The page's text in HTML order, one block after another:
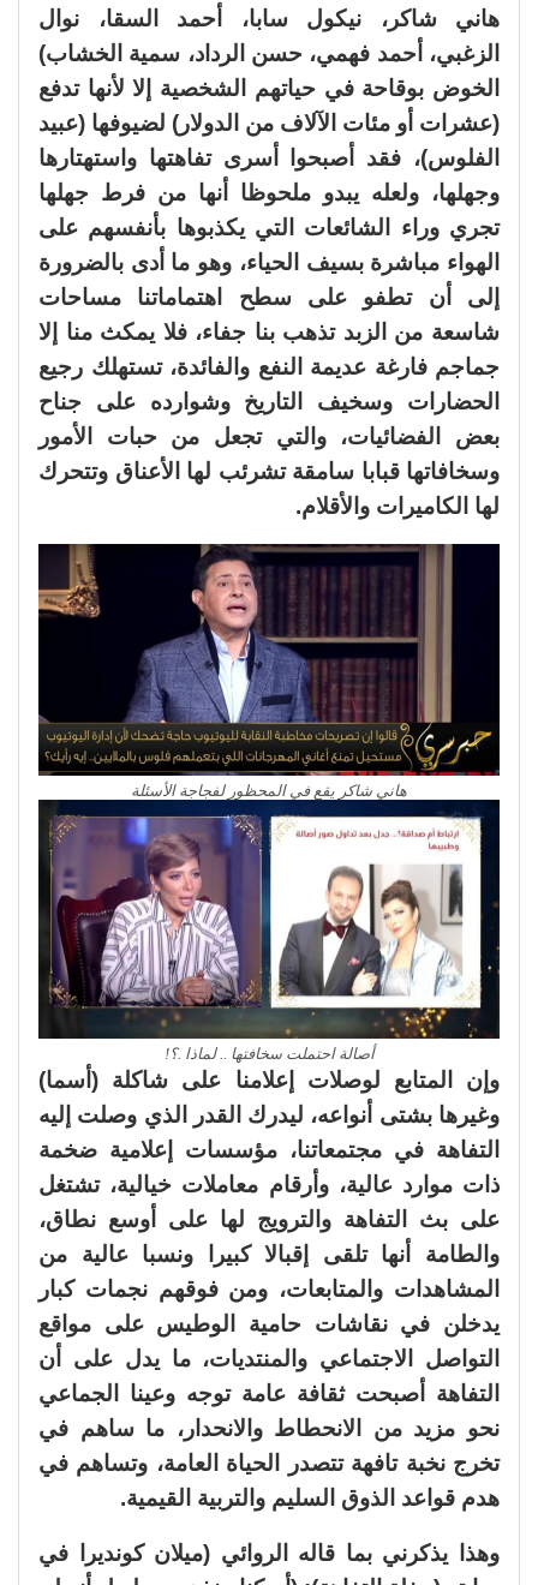
هاني شاكر، نيكول سابا، أحمد السقا، نوال
الزغبي، أحمد فهمي، حسن الرداد، سمية الخشاب)
الخوض بوقاحة في حياتهم الشخصية إلا لأنها تدفع
(عشرات أو مئات الآلاف من الدولار) لضيوفها (عبيد
الفلوس)، فقد أصبحوا أسرى تفاهتها واستهتارها
وجهلها، ولعله يبدو ملحوظا أنها من فرط جهلها
تجري وراء الشائعات التي يكذبوها بأنفسهم على
الهواء مباشرة بسيف الحياء، وهو ما أدى بالضرورة
إلى أن تطفو على سطح اهتماماتنا مساحات
شاسعة من الزبد تذهب بنا جفاء، فلا يمكث منا إلا
جماجم فارغة عديمة النفع والفائدة، تستهلك رجيع
الحضارات وسخيف التاريخ وشوارده على جناح
بعض الفضائيات، والتي تجعل من حبات الأمور
وسخافاتها قبابا سامقة تشرئب لها الأعناق وتتحرك
لها الكاميرات والأقلام.
هاني شاكر يقع في المحظور لفجاجة الأسئلة
أصالة احتملت سخافتها .. لماذا .؟!
وإن المتابع لوصلات إعلامنا على شاكلة (أسما)
وغيرها بشتى أنواعه، ليدرك القدر الذي وصلت إليه
التفاهة في مجتمعاتنا، مؤسسات إعلامية ضخمة
ذات موارد عالية، وأرقام معاملات خيالية، تشتغل
على بث التفاهة والترويج لها على أوسع نطاق،
والطامة أنها تلقى إقبالا كبيرا ونسبا عالية من
المشاهدات والمتابعات، ومن فوقهم نجمات كبار
يدخلن في نقاشات حامية الوطيس على مواقع
التواصل الاجتماعي والمنتديات، ما يدل على أن
التفاهة أصبحت ثقافة عامة توجه وعينا الجماعي
نحو مزيد من الانحطاط والانحدار، ما ساهم في
تخرج نخبة تافهة تتصدر الحياة العامة، وتساهم في
هدم قواعد الذوق السليم والتربية القيمية.
وهذا يذكرني بما قاله الروائي (ميلان كونديرا في